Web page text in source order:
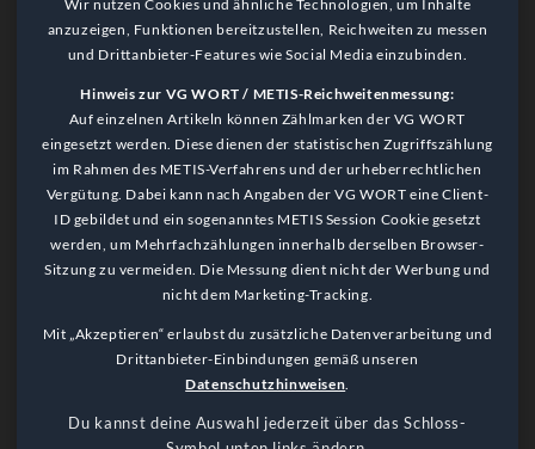
Language Notice
This website is primarily in German. Please use a browser plugin
for translation.
Wir nutzen Cookies und ähnliche Technologien, um Inhalte
anzuzeigen, Funktionen bereitzustellen, Reichweiten zu messen
und Drittanbieter-Features wie Social Media einzubinden.
Hinweis zur VG WORT / METIS-Reichweitenmessung:
Auf einzelnen Artikeln können Zählmarken der VG WORT
eingesetzt werden. Diese dienen der statistischen Zugriffszählung
im Rahmen des METIS-Verfahrens und der urheberrechtlichen
Vergütung. Dabei kann nach Angaben der VG WORT eine Client-
ID gebildet und ein sogenanntes METIS Session Cookie gesetzt
werden, um Mehrfachzählungen innerhalb derselben Browser-
Sitzung zu vermeiden. Die Messung dient nicht der Werbung und
nicht dem Marketing-Tracking.
Mit „Akzeptieren“ erlaubst du zusätzliche Datenverarbeitung und
Drittanbieter-Einbindungen gemäß unseren
Datenschutzhinweisen.
Du kannst deine Auswahl jederzeit über das Schloss-